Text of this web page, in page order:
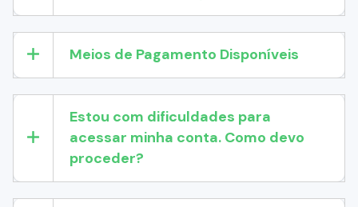
Meios de Pagamento Disponíveis
Estou com dificuldades para
acessar minha conta. Como devo
proceder?